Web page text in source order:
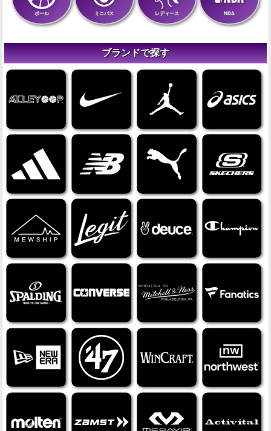
ボール ミニバス レディース NBA
ブランドで探す